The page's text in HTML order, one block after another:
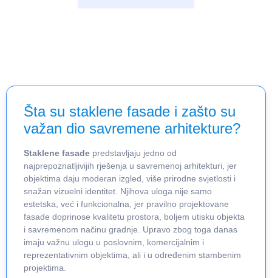
Šta su staklene fasade i zašto su
važan dio savremene arhitekture?
Staklene fasade predstavljaju jedno od
najprepoznatljivijih rješenja u savremenoj arhitekturi, jer
objektima daju moderan izgled, više prirodne svjetlosti i
snažan vizuelni identitet. Njihova uloga nije samo
estetska, već i funkcionalna, jer pravilno projektovane
fasade doprinose kvalitetu prostora, boljem utisku objekta
i savremenom načinu gradnje. Upravo zbog toga danas
imaju važnu ulogu u poslovnim, komercijalnim i
reprezentativnim objektima, ali i u određenim stambenim
projektima.